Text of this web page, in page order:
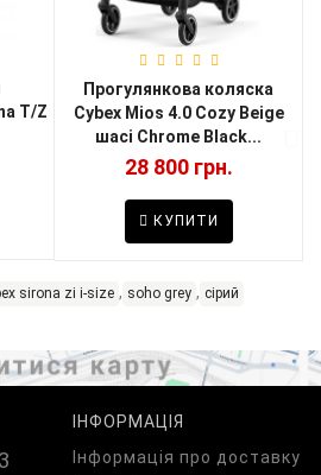
T/Z
Прогулянкова коляска
Cybex Mios 4.0 Cozy Beige
шасі Chrome Black...
28 800 грн.
КУПИТИ
sirona zi i-size , soho grey , сірий
ІНФОРМАЦІЯ
Iнформація про доставку